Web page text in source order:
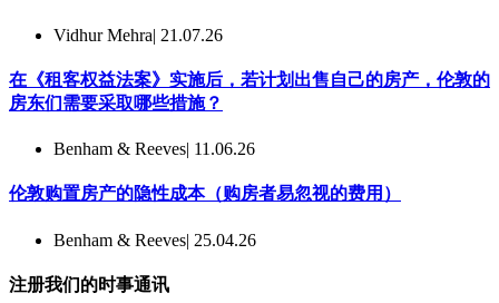
Vidhur Mehra| 21.07.26
在《租客权益法案》实施后，若计划出售自己的房产，伦敦的
房东们需要采取哪些措施？
Benham & Reeves| 11.06.26
伦敦购置房产的隐性成本（购房者易忽视的费用）
Benham & Reeves| 25.04.26
注册我们的时事通讯